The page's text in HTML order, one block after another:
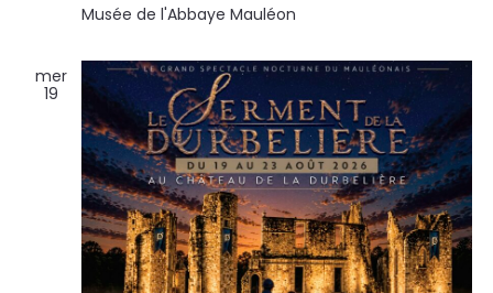
Musée de l'Abbaye Mauléon
mer
19